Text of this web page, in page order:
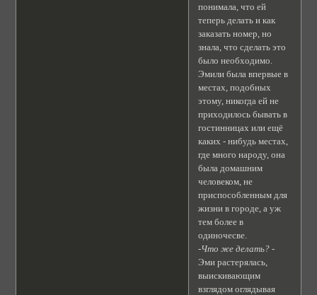
понимала, что ей
теперь делать и как
заказать номер, но
знала, что сделать это
было необходимо.
Эмили была впервые в
местах, подобных
этому, никогда ей не
приходилось бывать в
гостинницах или ещё
каких - нибудь местах,
где много народу, она
была домашним
человеком, не
приспособленным для
жизни в городе, а уж
тем более в
одиночесве.
-Что же делать? -
Эми растерялась,
выискивающим
взглядом оглядывая